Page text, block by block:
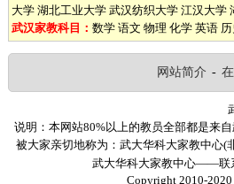
大学 湖北工业大学 武汉纺织大学 江汉大学
武汉家教科目： 数学 语文 物理 化学 英语 历
网站简介 -
说明：本网站80%以上的教员全部都是来
被大家亲切地称为：武大华科大家教中心
武大华科大家教中心——联
Copyright 2010-2020